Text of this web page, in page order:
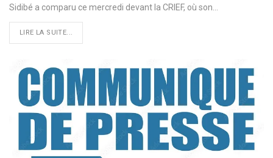
Sidibé a comparu ce mercredi devant la CRIEF, où son…
LIRE LA SUITE...